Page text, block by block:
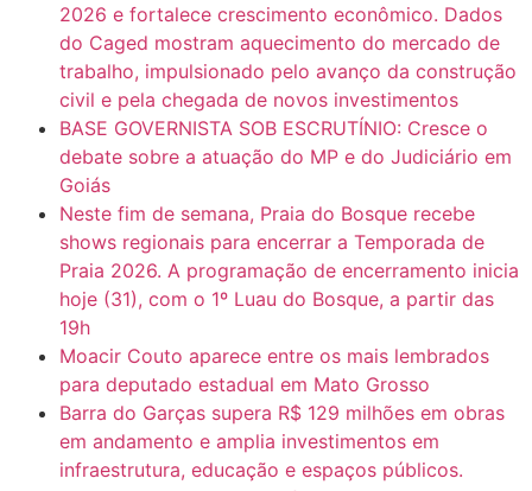
2026 e fortalece crescimento econômico. Dados
do Caged mostram aquecimento do mercado de
trabalho, impulsionado pelo avanço da construção
civil e pela chegada de novos investimentos
BASE GOVERNISTA SOB ESCRUTÍNIO: Cresce o
debate sobre a atuação do MP e do Judiciário em
Goiás
Neste fim de semana, Praia do Bosque recebe
shows regionais para encerrar a Temporada de
Praia 2026. A programação de encerramento inicia
hoje (31), com o 1º Luau do Bosque, a partir das
19h
Moacir Couto aparece entre os mais lembrados
para deputado estadual em Mato Grosso
Barra do Garças supera R$ 129 milhões em obras
em andamento e amplia investimentos em
infraestrutura, educação e espaços públicos.